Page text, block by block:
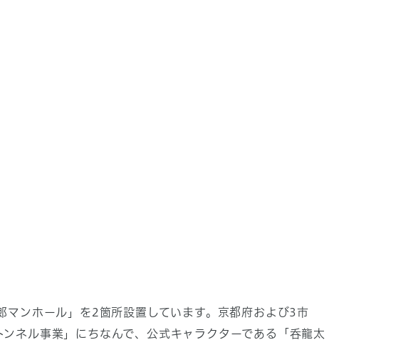
ンホール」を2箇所設置しています。京都府および3市
ネル事業」にちなんで、公式キャラクターである「呑龍太